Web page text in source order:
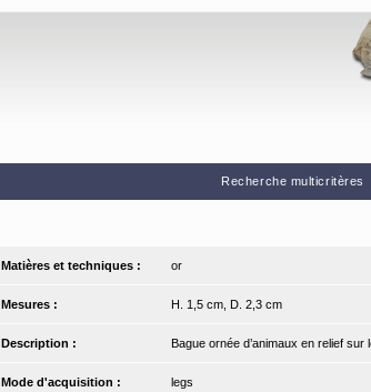
Recherche multicritères
Matières et techniques : or
Mesures : H. 1,5 cm, D. 2,3 cm
Description : Bague ornée d’animaux en relief
Mode d'acquisition : legs